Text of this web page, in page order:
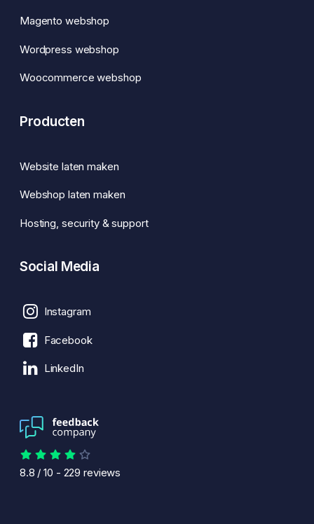
Magento webshop
Wordpress webshop
Woocommerce webshop
Producten
Website laten maken
Webshop laten maken
Hosting, security & support
Social Media
Instagram
Facebook
LinkedIn
8.8 /10 - 229 reviews